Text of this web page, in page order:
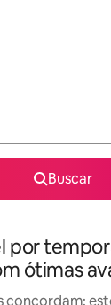
Buscar
por
ótimas
concordam: